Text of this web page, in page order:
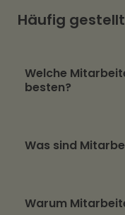
Häufig
Welche
besten?
gut zu einem
Was sind
Unternehmen
Warum